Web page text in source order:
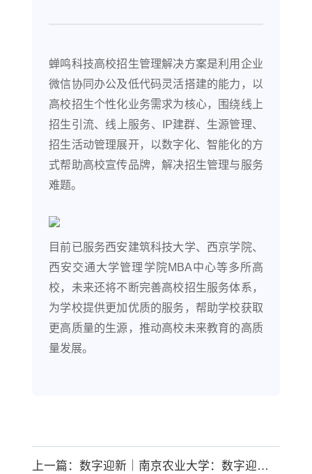
蝉鸣科技高校招生管理解决方案是利用企业
微信协同办公及低代码灵活搭建的能力，以
高校招生个性化业务需求为核心，围绕线上
招生引流、线上服务、IP建群、生源管理、
招生活动管理展开，以数字化、智能化的方
式帮助高校宣传品牌，解决招生管理与服务
难题。
目前已服务西安建筑科技大学、西京学院、
西安交通大学管理学院MBA中心等多所高
校，未来还将不断完善高校招生服务体系，
为学校提供更加优质的服务，帮助学校获取
更高质量的生源，推动高校未来教育的高质
量发展。
上一篇：数字迎新｜南京农业大学：数字迎新，提高新生服务效率